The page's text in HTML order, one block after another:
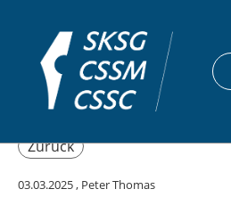
Zurück
03.03.2025, Peter Thomas